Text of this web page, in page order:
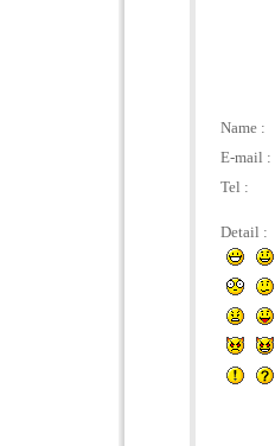
Name :
E-mail :
Tel :
Detail :